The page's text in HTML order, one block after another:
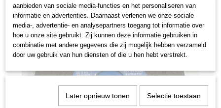
aanbieden van sociale media-functies en het personaliseren van
informatie en advertenties. Daarnaast verlenen we onze sociale
media-, advertentie- en analysepartners toegang tot informatie over
hoe u onze site gebruikt. Zij kunnen deze informatie gebruiken in
combinatie met andere gegevens die zij mogelijk hebben verzameld
door uw gebruik van hun diensten of die u hen hebt verstrekt.
Later opnieuw tonen Selectie toestaan